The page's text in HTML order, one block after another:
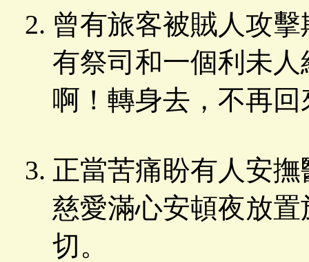
曾有旅客被賊人攻
有祭司和一個利未
啊！轉身去，不再回
正當苦痛盼有人安
慈愛滿心安頓夜放
切。